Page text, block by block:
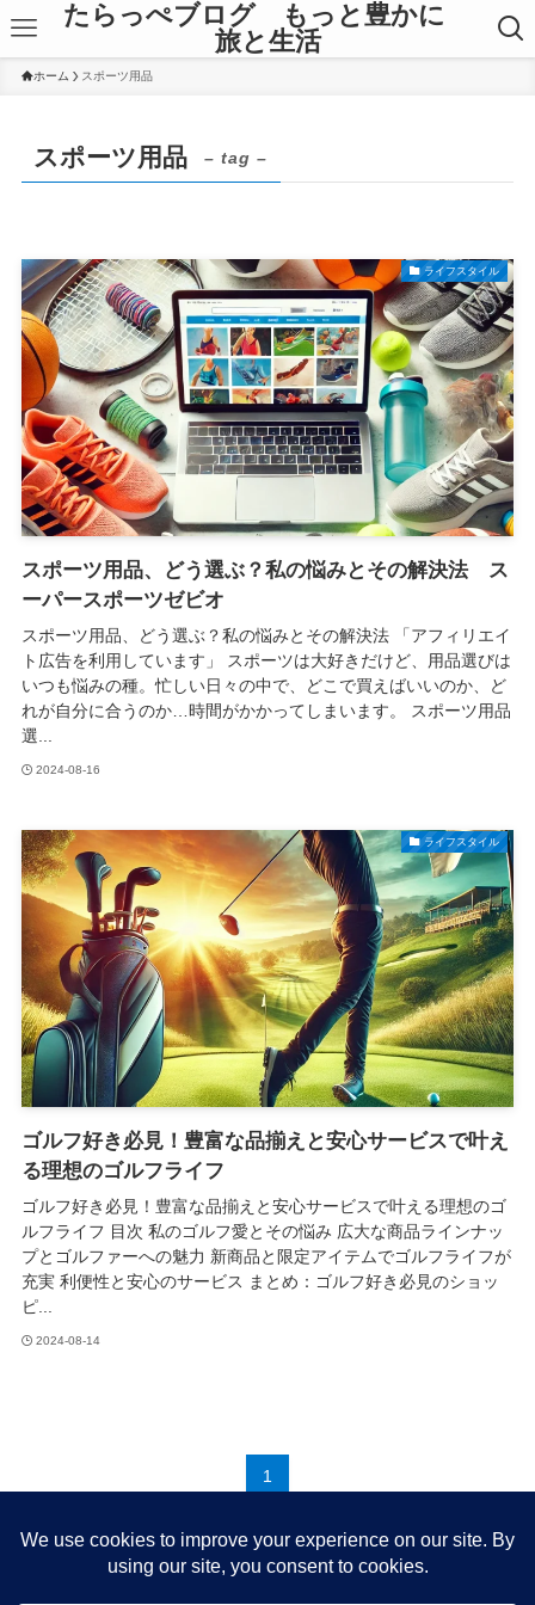
たらっぺブログ もっと豊かに
旅と生活
ホーム スポーツ用品
スポーツ用品 – tag –
ライフスタイル
スポーツ用品、どう選ぶ？私の悩みとその解決法 ス
ーパースポーツゼビオ
スポーツ用品、どう選ぶ？私の悩みとその解決法 「アフィリエイ
ト広告を利用しています」 スポーツは大好きだけど、用品選びは
いつも悩みの種。忙しい日々の中で、どこで買えばいいのか、ど
れが自分に合うのか…時間がかかってしまいます。 スポーツ用品
選...
2024-08-16
ライフスタイル
ゴルフ好き必見！豊富な品揃えと安心サービスで叶え
る理想のゴルフライフ
ゴルフ好き必見！豊富な品揃えと安心サービスで叶える理想のゴ
ルフライフ 目次 私のゴルフ愛とその悩み 広大な商品ラインナッ
プとゴルファーへの魅力 新商品と限定アイテムでゴルフライフが
充実 利便性と安心のサービス まとめ：ゴルフ好き必見のショッ
ピ...
2024-08-14
1